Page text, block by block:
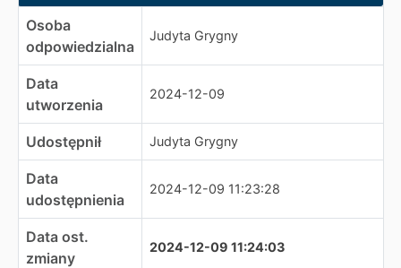
Osoba
odpowiedzialna
Judyta Grygny
Data
utworzenia
2024-12-09
Udostępnił Judyta Grygny
Data
udostępnienia
2024-12-09 11:23:28
Data ost.
zmiany
2024-12-09 11:24:03